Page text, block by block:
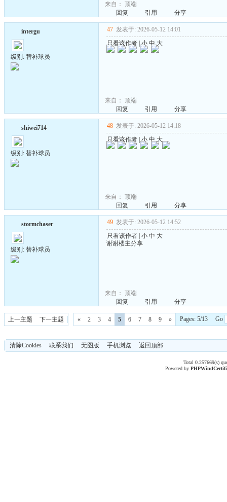
来自： 顶端
回复
引用 分享
intergu
级别: 替补球员
47 发表于: 2026-05-12 14:01
只看该作者 |小 中 大
来自： 顶端
回复
引用 分享
shiwei714
级别: 替补球员
48 发表于: 2026-05-12 14:18
只看该作者 |小 中 大
来自： 顶端
回复
引用 分享
stormchaser
级别: 替补球员
49 发表于: 2026-05-12 14:52
只看该作者 小 中 大
谢谢楼主分享
来自： 顶端
回复
引用 分享
上一主题 下一主题 « 2 3 4 5 6 7 8 9 » Pages: 5/13 Go
清除Cookies 联系我们 无图版 手机浏览 返回顶部
Total 0.257669(s)
Powered byPHPWind